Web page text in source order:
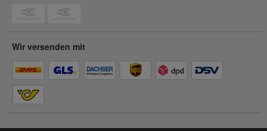
Wir versenden mit